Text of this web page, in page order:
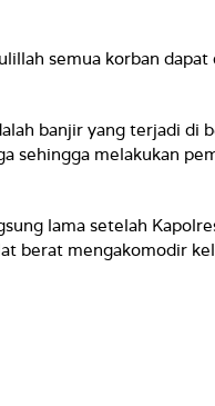
semua korban dapat
banjir yang terjadi di
sehingga melakukan
lama setelah
berat mengakomodir